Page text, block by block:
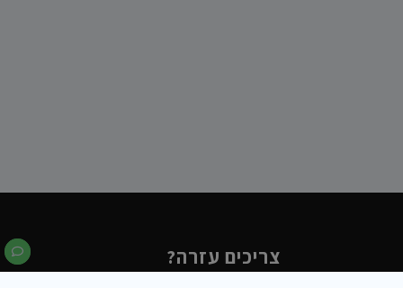
צריכים עזרה?